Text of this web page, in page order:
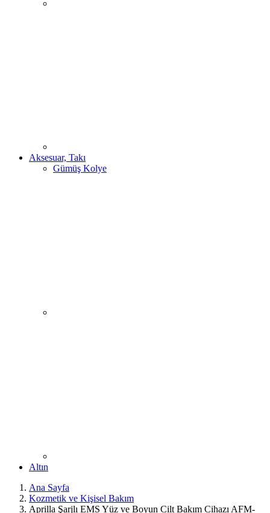
Aksesuar, Takı
Gümüş Kolye
Altın
Ana Sayfa
Kozmetik ve Kişisel Bakım
Aprilla Şarjlı EMS Yüz ve Boyun Cilt Bakım Cihazı AFM-